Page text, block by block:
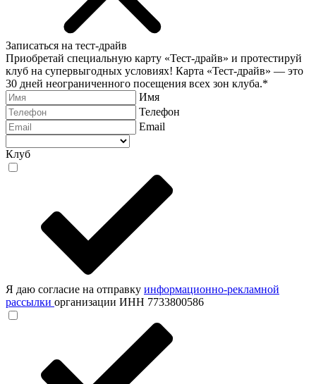
Записаться на тест-драйв
Приобретай специальную карту «Тест-драйв» и протестируй
клуб на супервыгодных условиях! Карта «Тест-драйв» — это
30 дней неограниченного посещения всех зон клуба.*
Имя
Телефон
Email
Клуб
Я даю согласие на отправку информационно-рекламной
рассылки организации ИНН 7733800586